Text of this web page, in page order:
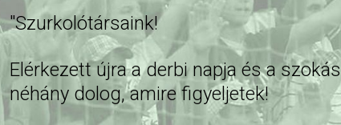
"Szurkolótársaink!
Elérkezett újra a derbi napja és a
néhány dolog, amire figyeljetek!